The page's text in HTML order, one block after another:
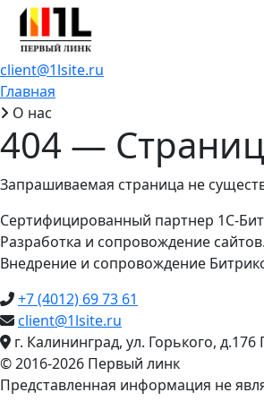
client@1lsite.ru
Главная
О нас
404 —
Запрашиваемая страница не
Сертифицированный партнер 1С-
Разработка и сопровождение сайтов.
Внедрение и сопровождение
+7 (4012) 69 73 61
client@1lsite.ru
г. Калининград, ул. Горького, д.176
© 2016-2026 Первый линк
Представленная информация не